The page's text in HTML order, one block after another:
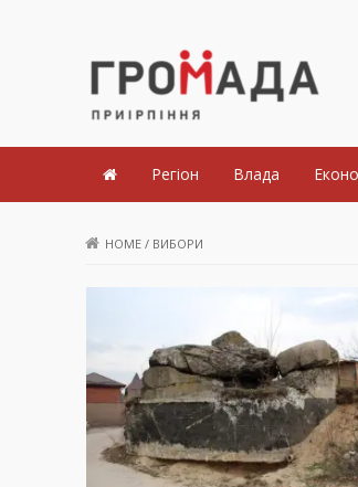
Громада
Регіон Влада
HOME / ВИБОРИ